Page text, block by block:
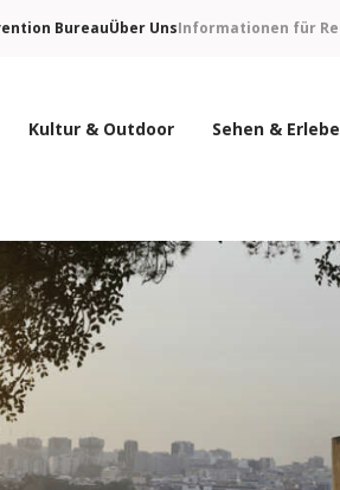
BureauÜber UnsInformationen für
Kultur & Outdoor Sehen &